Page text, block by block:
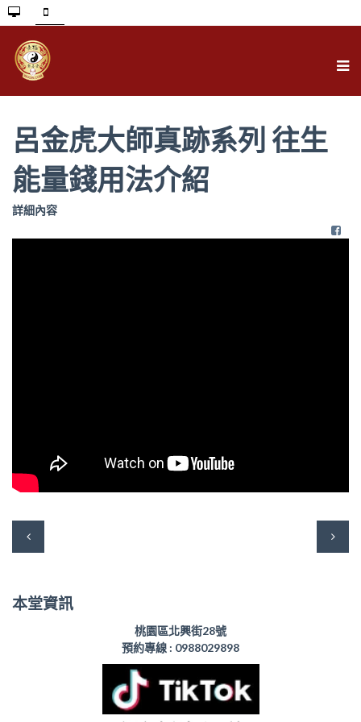
呂金虎大師真跡系列 往生
能量錢用法介紹
詳細內容
本堂資訊
桃園區北興街28號
預約專線 : 0988029898